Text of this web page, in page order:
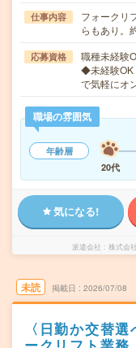
仕事内容
フォークリ
らもあり。
応募資格
職種未経験
◆未経験OK
で気軽にオ
職場の雰囲気
年齢層
20代
気になる!
派遣会社 株式会
未読 掲載日 2026/07/08
〈日勤か交替